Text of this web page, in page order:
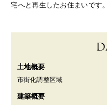
宅へと再生したお住まいです。
土地概要
市街化調整区域
建築概要